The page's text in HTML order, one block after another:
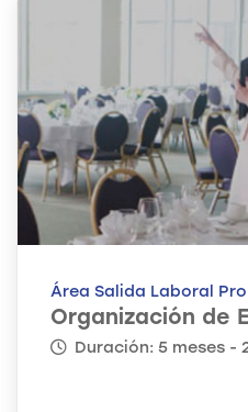
Área Salida Laboral
Organización de
Duración: 5 meses -